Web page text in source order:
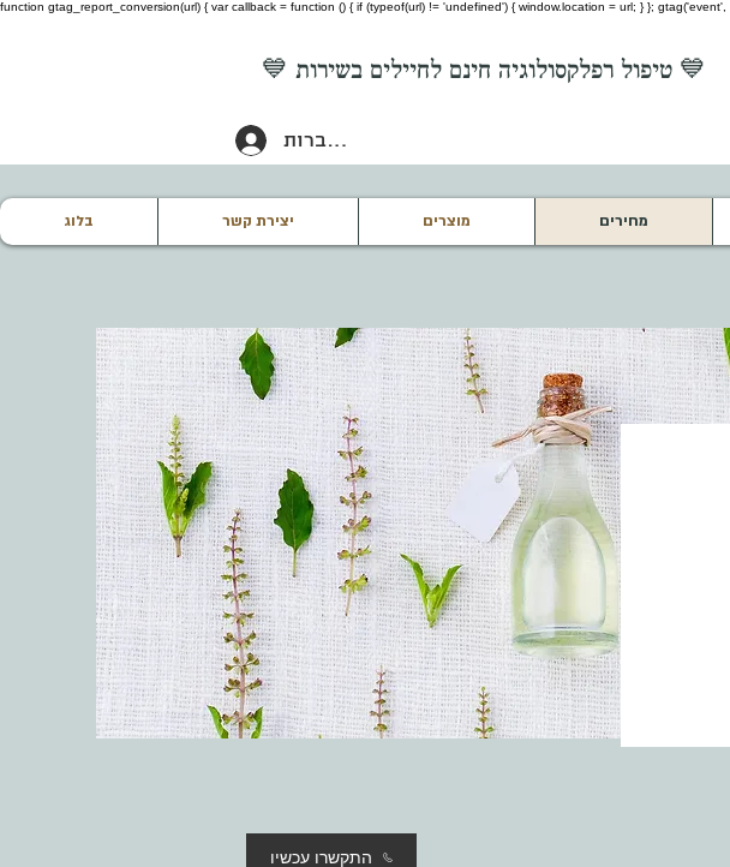
function gtag_report_conversion(url) { var callback = function () { if (typeof(url) != 'undefined') { window.location = url; } };
💙 טיפול רפלקסולוגיה חינם לחיילים בשירות 💙
להתחברות
מחירים מוצרים יצירת קשר בלוג
התקשרו עכשיו